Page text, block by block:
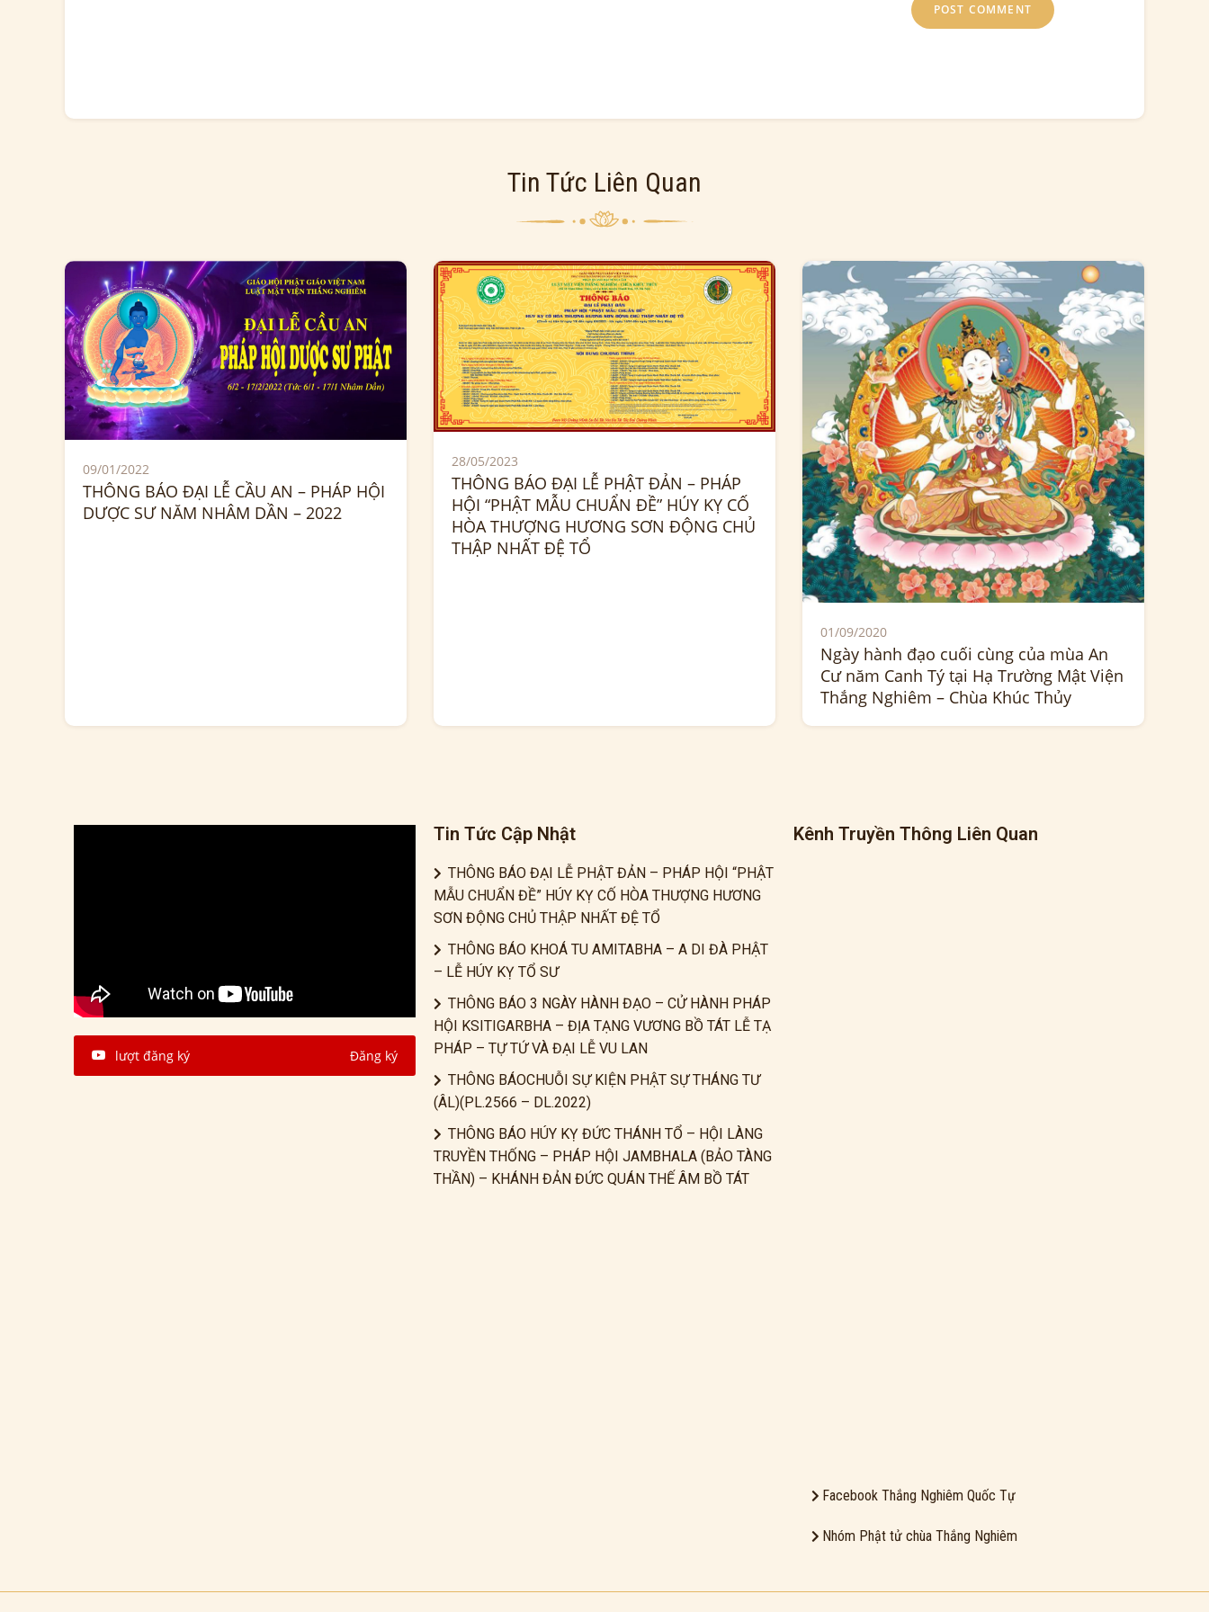
Tin Tức Liên Quan
09/01/2022
THÔNG BÁO ĐẠI LỄ CẦU AN – PHÁP HỘI
DƯỢC SƯ NĂM NHÂM DẦN – 2022
28/05/2023
THÔNG BÁO ĐẠI LỄ PHẬT ĐẢN – PHÁP
HỘI “PHẬT MẪU CHUẨN ĐỀ” HÚY KỴ CỐ
HÒA THƯỢNG HƯƠNG SƠN ĐỘNG CHỦ
THẬP NHẤT ĐỆ TỔ
01/09/2020
Ngày hành đạo cuối cùng của mùa An
Cư năm Canh Tý tại Hạ Trường Mật Viện
Thắng Nghiêm – Chùa Khúc Thủy
lượt đăng ký Đăng ký
Tin Tức Cập Nhật
THÔNG BÁO ĐẠI LỄ PHẬT ĐẢN – PHÁP HỘI “PHẬT
MẪU CHUẨN ĐỀ” HÚY KỴ CỐ HÒA THƯỢNG HƯƠNG
SƠN ĐỘNG CHỦ THẬP NHẤT ĐỆ TỔ
THÔNG BÁO KHOÁ TU AMITABHA – A DI ĐÀ PHẬT
– LỄ HÚY KỴ TỔ SƯ
THÔNG BÁO 3 NGÀY HÀNH ĐẠO – CỬ HÀNH PHÁP
HỘI KSITIGARBHA – ĐỊA TẠNG VƯƠNG BỒ TÁT LỄ TẠ
PHÁP – TỰ TỨ VÀ ĐẠI LỄ VU LAN
THÔNG BÁOCHUỖI SỰ KIỆN PHẬT SỰ THÁNG TƯ
(ÂL)(PL.2566 – DL.2022)
THÔNG BÁO HÚY KỴ ĐỨC THÁNH TỔ – HỘI LÀNG
TRUYỀN THỐNG – PHÁP HỘI JAMBHALA (BẢO TÀNG
THẦN) – KHÁNH ĐẢN ĐỨC QUÁN THẾ ÂM BỒ TÁT
Kênh Truyền Thông Liên Quan
Facebook Thắng Nghiêm Quốc Tự
Nhóm Phật tử chùa Thắng Nghiêm